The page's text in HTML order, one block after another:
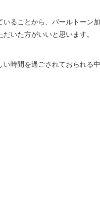
ることから、パールトーン
た方がいいと思います。
時間を過ごされておられる